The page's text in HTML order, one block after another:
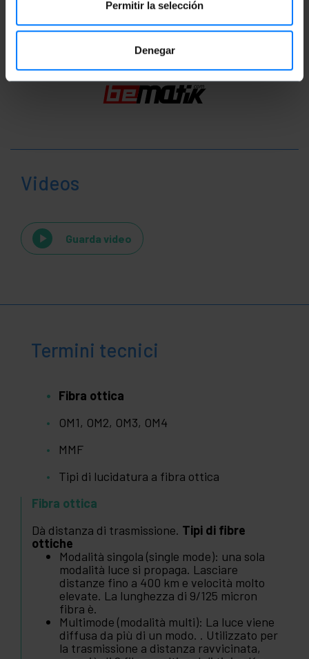
Permitir la selección
Denegar
Videos
Guarda video
Termini tecnici
Fibra ottica
OM1, OM2, OM3, OM4
MMF
Tipi di lucidatura a fibra ottica
Fibra ottica
Dà distanza di trasmissione. Tipi di fibre
ottiche
Modalità singola (single mode): una sola
modalità luce si propaga. Lasciare
distanze fino a 400 km e velocità molto
elevate. La lunghezza di 9/125 micron
fibra è.
Multimode (modalità multi): La luce viene
diffusa da più di un modo. . Utilizzato per
la trasmissione a distanza ravvicinata,